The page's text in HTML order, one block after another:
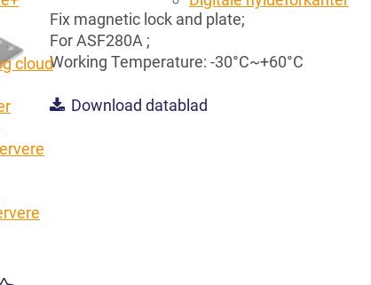
cloud
Fix magnetic lock and plate;
For ASF280A ;
Working Temperature: -30°C~+60°C
Download datablad